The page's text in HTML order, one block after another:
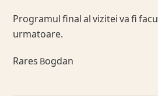
Programul final al vizitei va fi
urmatoare.
Rares Bogdan